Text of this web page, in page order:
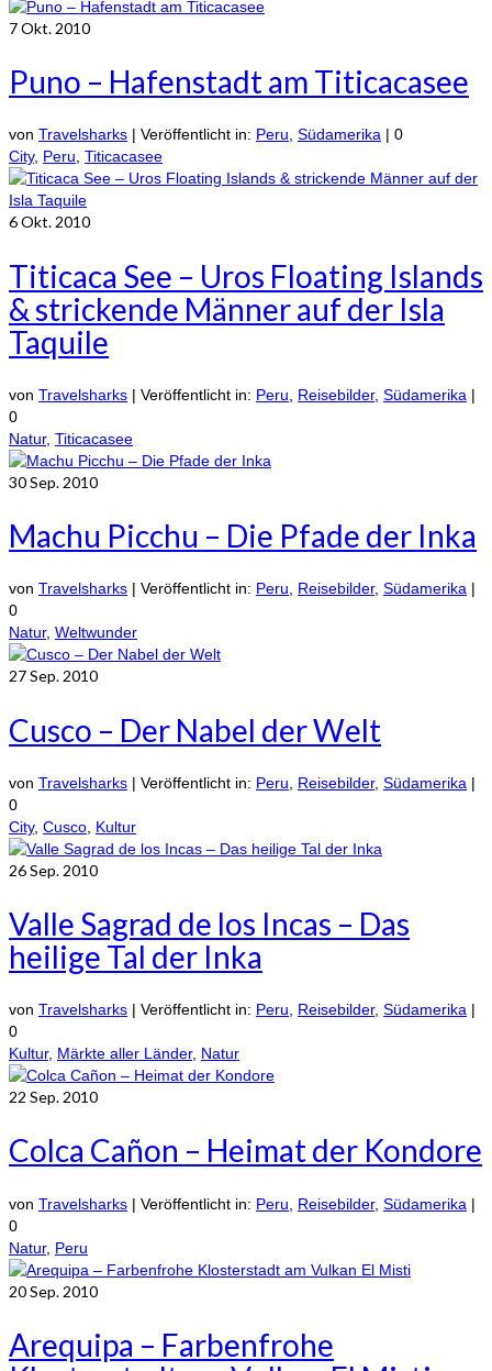
7Okt. 2010
Puno – Hafenstadt am Titicacasee
von Travelsharks | Veröffentlicht in: Peru, Südamerika | 0
City, Peru, Titicacasee
6Okt. 2010
Titicaca See – Uros Floating Islands
& strickende Männer auf der Isla
Taquile
von Travelsharks | Veröffentlicht in: Peru Reisebilder, Südamerika |
0
Natur, Titicacasee
30Sep. 2010
Machu Picchu – Die Pfade der Inka
von Travelsharks | Veröffentlicht in: Peru, Reisebilder, Südamerika |
0
Natur, Weltwunder
27Sep. 2010
Cusco – Der Nabel der Welt
von Travelsharks | Veröffentlicht in: Peru Reisebilder, Südamerika |
0
City, Cusco Kultur
26Sep. 2010
Valle Sagrad de los Incas – Das
heilige Tal der Inka
von Travelsharks | Veröffentlicht in: Peru, Reisebilder, Südamerika |
0
Kultur, Märkte aller Länder, Natur
22 Sep. 2010
Colca Cañon – Heimat der Kondore
von Travelsharks | Veröffentlicht in: Peru Reisebilder, Südamerika |
0
Natur, Peru
20Sep. 2010
Arequipa – Farbenfrohe